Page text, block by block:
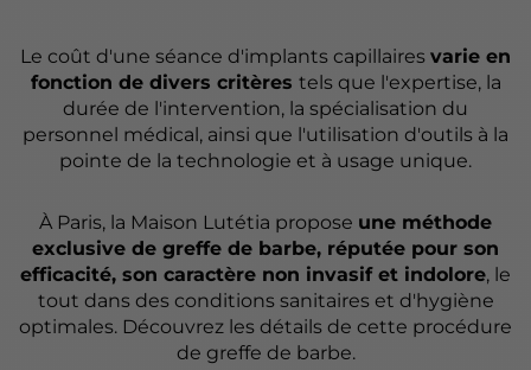
Le coût d'une séance d'implants capillaires varie en
fonction de divers critères tels que l'expertise, la
durée de l'intervention, la spécialisation du
personnel médical, ainsi que l'utilisation d'outils à la
pointe de la technologie et à usage unique.
À Paris, la Maison Lutétia propose une méthode
exclusive de greffe de barbe, réputée pour son
efficacité, son caractère non invasif et indolore, le
tout dans des conditions sanitaires et d'hygiène
optimales. Découvrez les détails de cette procédure
de greffe de barbe.